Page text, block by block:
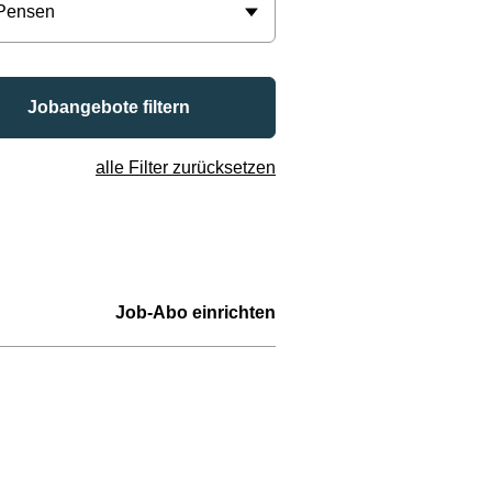
Jobangebote filtern
alle Filter zurücksetzen
Job-Abo einrichten